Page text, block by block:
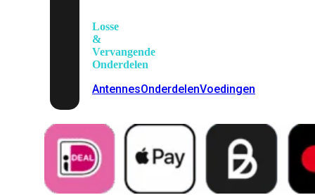
Losse
&
Vervangende
Onderdelen
AntennesOnderdelenVoedingen